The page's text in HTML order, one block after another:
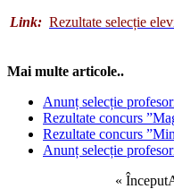
Link: Rezultate selecție
Mai multe articole..
Anunț selecție
Rezultate concurs
Rezultate concurs
Anunț selecție
« Început